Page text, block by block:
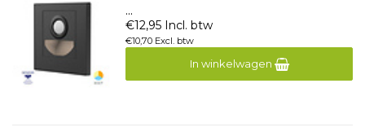
...
€12,95 Incl. btw
€10,70 Excl. btw
In winkelwagen